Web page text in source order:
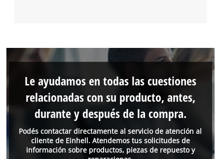
Podés contactar directamente al servicio de atención al
cliente de Einhell. Atendemos tus solicitudes de
información sobre productos, piezas de repuesto y
Le ayudamos en todas las cuestiones
relacionadas con su producto, antes,
durante y después de la compra.